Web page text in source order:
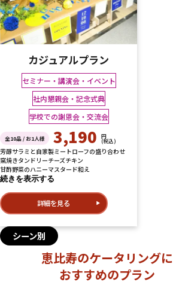
カジュアルプラン
セミナー・講演会・イベント
社内懇親会・記念式典
学校での謝恩会・交流会
全10品 / お1人様 3,190 円
(税込)
芳醇サラミと自家製ミートローフの盛り合わせ
窯焼きタンドリーチーズチキン
甘酢野菜のハニーマスタード和え
続きを表示する
詳細を見る
シーン別
恵比寿のケータリングに
おすすめのプラン